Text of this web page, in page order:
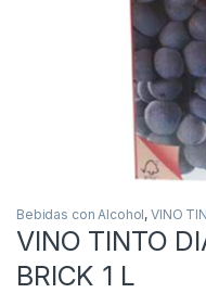
Bebidas con Alcohol,VINO
VINO TINTO
BRICK 1 L